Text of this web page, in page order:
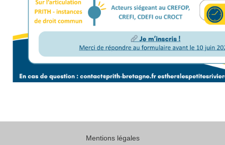
Mentions légales